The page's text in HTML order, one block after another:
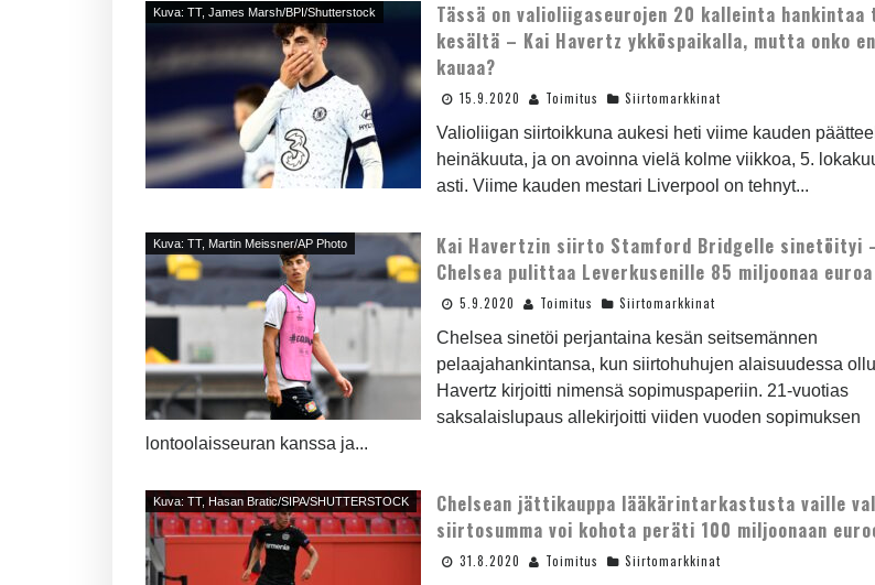
Kuva: TT, James Marsh/BPI/Shutterstock
Tässä on valioliigaseurojen 20 kalleinta
kesältä – Kai Havertz ykköspaikalla, mutta onko
kauaa?
15.9.2020 Toimitus Siirtomarkkinat
Valioliigan siirtoikkuna aukesi heti viime kauden
heinäkuuta, ja on avoinna vielä kolme viikkoa, 5.
asti. Viime kauden mestari Liverpool on tehnyt...
Kuva: TT, Martin Meissner/AP Photo
Kai Havertzin siirto Stamford Bridgelle sinetöityi
Chelsea pulittaa Leverkusenille 85 miljoonaa euroa
5.9.2020 Toimitus Siirtomarkkinat
Chelsea sinetöi perjantaina kesän seitsemännen
pelaajahankintansa, kun siirtohuhujen alaisuudessa
Havertz kirjoitti nimensä sopimuspaperiin. 21-vuotias
saksalaislupaus allekirjoitti viiden vuoden sopimuksen
lontoolaisseuran kanssa ja...
Kuva: TT, Hasan Bratic/SIPA/SHUTTERSTOCK
Chelsean jättikauppa lääkärintarkastusta vaille
siirtosumma voi kohota peräti 100 miljoonaan
31.8.2020 Toimitus Siirtomarkkinat